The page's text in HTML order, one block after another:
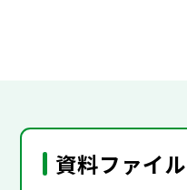
資料ファイル